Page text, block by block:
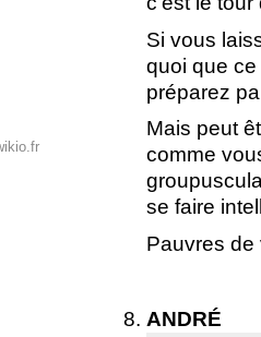
Si vous
quoi que
préparez
Mais peut
comme
se faire
Pauvres de
ANDRÉ